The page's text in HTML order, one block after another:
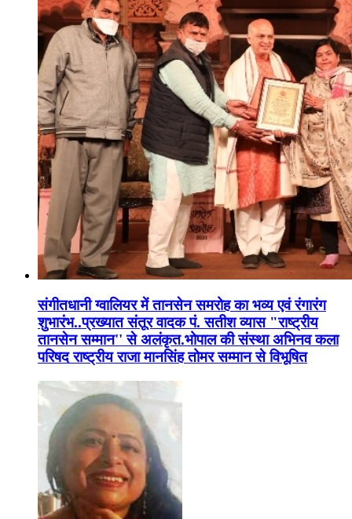
संगीतधानी ग्वालियर में तानसेन समरोह का भव्य एवं रंगारंग
शुभारंभ..प्रख्यात संतूर वादक पं. सतीश व्यास "राष्ट्रीय
तानसेन सम्मान'' से अलंकृत.भोपाल की संस्था अभिनव कला
परिषद राष्ट्रीय राजा मानसिंह तोमर सम्मान से विभूषित